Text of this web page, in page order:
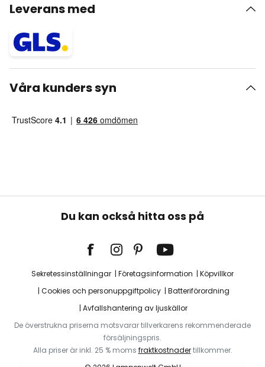
Leverans med
Våra kunders syn
Du kan också hitta oss på
Sekretessinställningar Företagsinformation
Köpvillkor
Cookies och personuppgiftpolicy
Batteriförordning
Avfallshantering av ljuskällor
De överstrukna priserna motsvarar tillverkarens rekommenderade
försäljningspris.
Alla priser är inkl. 25 % moms fraktkostnadertillkommer.